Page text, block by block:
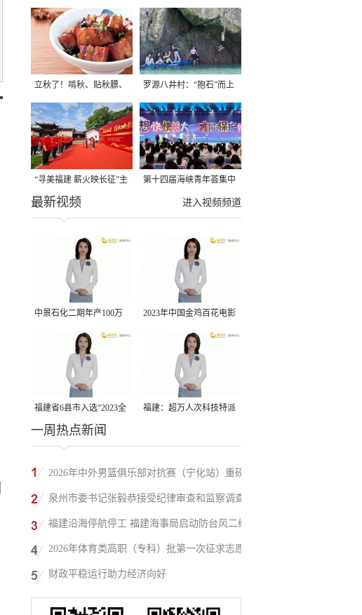
立秋了！啃秋、贴秋膘、
晒秋，福建人这样过才够
味→
罗源八井村：“抱石”而上
“寻美福建 薪火映长征”主
题活动在龙岩长汀启动
第十四届海峡青年荟集中
阶段活动在福州举行
进入视频频道
最新视频
中景石化二期年产100万
吨丙烷脱氢项目建成中交
2023年中国金鸡百花电影
节有福电影巡展31日启动
福建省6县市入选“2023全
国县域发展潜力百强县”
福建：超万人次科技特派
一周热点新闻
2026年中外男篮俱乐部对抗赛（宁化站）重磅
来袭！抢票通道即将开启→
泉州市委书记张毅恭接受纪律审查和监察调查
福建沿海停航停工 福建海事局启动防台风二级
应急响应
2026年体育类高职（专科）批第一次征求志愿
填报
财政平稳运行助力经济向好